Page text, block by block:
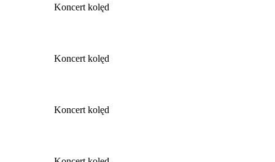
Koncert kolęd
Koncert kolęd
Koncert kolęd